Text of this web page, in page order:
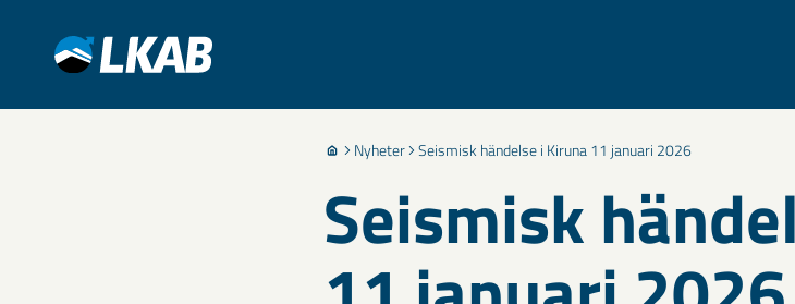
Nyheter Seismisk händelse i Kiruna 11 januari 2026
Seismisk